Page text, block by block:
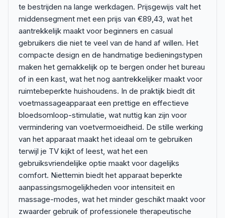
te bestrijden na lange werkdagen. Prijsgewijs valt het
middensegment met een prijs van €89,43, wat het
aantrekkelijk maakt voor beginners en casual
gebruikers die niet te veel van de hand af willen. Het
compacte design en de handmatige bedieningstypen
maken het gemakkelijk op te bergen onder het bureau
of in een kast, wat het nog aantrekkelijker maakt voor
ruimtebeperkte huishoudens. In de praktijk biedt dit
voetmassageapparaat een prettige en effectieve
bloedsomloop-stimulatie, wat nuttig kan zijn voor
vermindering van voetvermoeidheid. De stille werking
van het apparaat maakt het ideaal om te gebruiken
terwijl je TV kijkt of leest, wat het een
gebruiksvriendelijke optie maakt voor dagelijks
comfort. Niettemin biedt het apparaat beperkte
aanpassingsmogelijkheden voor intensiteit en
massage-modes, wat het minder geschikt maakt voor
zwaarder gebruik of professionele therapeutische